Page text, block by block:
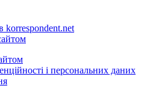
korrespondent.net
і персональних даних